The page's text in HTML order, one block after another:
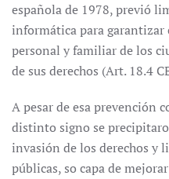
española de 1978, previó
informática para
personal y familiar de los
de sus derechos (Art. 18.4
A pesar de esa prevención
distinto signo se
invasión de los derechos y
públicas, so capa de